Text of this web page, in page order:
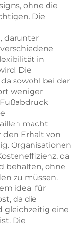
ohne die
Die
darunter
in
Die
sowohl bei der
weniger
macht
den Erhalt von
Organisationen
da
behalten, ohne
zu müssen.
ideal für
da die
gleichzeitig eine
Die